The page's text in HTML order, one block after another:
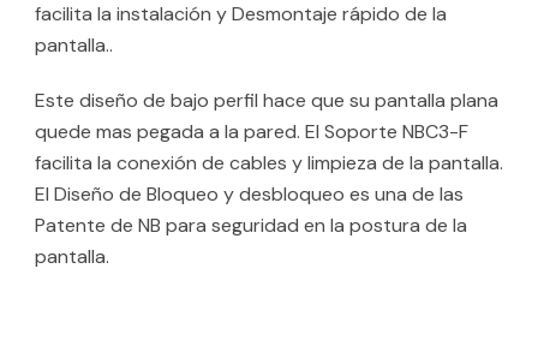
facilita la instalación y Desmontaje rápido de la
pantalla..
Este diseño de bajo perfil hace que su pantalla plana
quede mas pegada a la pared. El Soporte NBC3-F
facilita la conexión de cables y limpieza de la pantalla.
El Diseño de Bloqueo y desbloqueo es una de las
Patente de NB para seguridad en la postura de la
pantalla.